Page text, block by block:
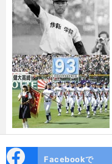
Facebookで